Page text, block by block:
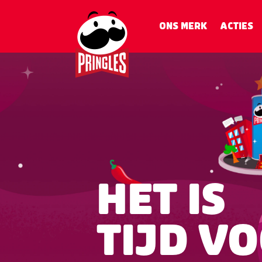
ONS MERK ACTIES
HET IS
TIJD